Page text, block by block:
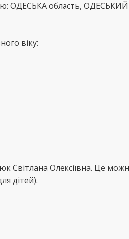
ОДЕСЬКА область,
віку:
Світлана Олексіївна. Це
дітей).